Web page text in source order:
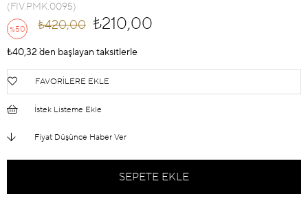
(FIV.PMK.0095)
%50
İndirim
₺420,00 ₺210,00
₺40,32 `den başlayan taksitlerle
FAVORILERE EKLE
İstek Listeme Ekle
Fiyat Düşünce Haber Ver